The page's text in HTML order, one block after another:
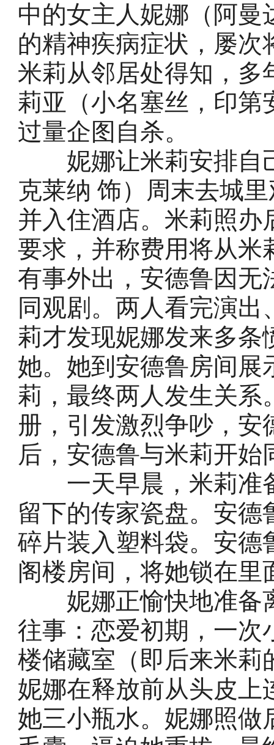
中的女主人妮娜（阿曼
的精神疾病症状，屡
米莉从邻居处得知，多
莉亚（小名塞丝，印第
过量企图自杀。
妮娜让米莉安排自
克莱纳 饰）周末去城
并入住酒店。米莉照
要求，并称费用将从米
有事外出，安德鲁因无
同观剧。两人看完演
莉才发现妮娜发来多条
她。她到安德鲁房间展
莉，最终两人发生关系
册，引发激烈争吵，
后，安德鲁与米莉开始
一天早晨，米莉准
留下的传家瓷盘。安
碎片装入塑料袋。安德
阁楼房间，将她锁在里
妮娜正愉快地准备
往事：恋爱初期，一次
楼储藏室（即后来米莉
妮娜在释放前从头皮上
她三小瓶水。妮娜照做